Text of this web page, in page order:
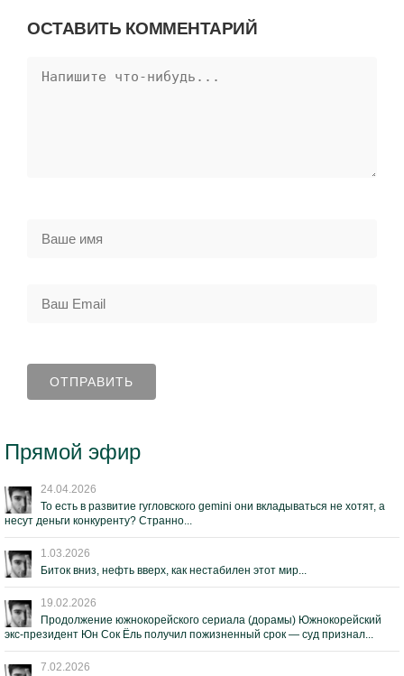
ОСТАВИТЬ КОММЕНТАРИЙ
Прямой эфир
24.04.2026
То есть в развитие гугловского gemini они вкладываться не хотят, а
несут деньги конкуренту? Странно...
1.03.2026
Биток вниз, нефть вверх, как нестабилен этот мир...
19.02.2026
Продолжение южнокорейского сериала (дорамы) Южнокорейский
экс-президент Юн Сок Ёль получил пожизненный срок — суд признал...
7.02.2026